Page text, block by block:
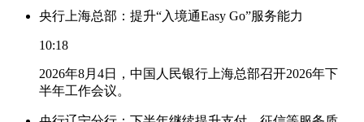
央行上海总部：提升“入境通Easy Go”服务能力
10:18
2026年8月4日，中国人民银行上海总部召开2026年下
半年工作会议。